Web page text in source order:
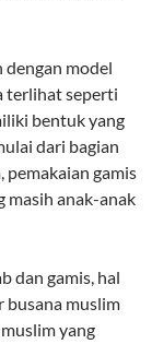
dengan model
terlihat seperti
bentuk yang
dari bagian
pemakaian gamis
masih anak-anak
dan gamis, hal
busana muslim
yang